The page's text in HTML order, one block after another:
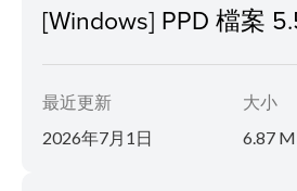
[Windows] PPD 檔案
最近更新
2026年7月1日
大小
6.87